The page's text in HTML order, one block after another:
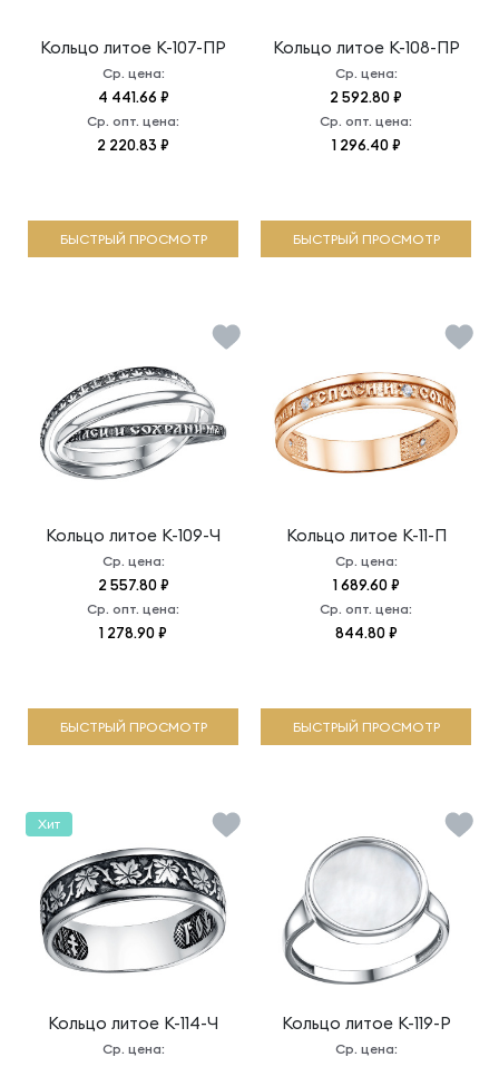
Кольцо литое К-107-ПР
Ср. цена:
4 441.66 ₽
Ср. опт. цена:
2 220.83 ₽
БЫСТРЫЙ ПРОСМОТР
Кольцо литое К-108-ПР
Ср. цена:
2 592.80 ₽
Ср. опт. цена:
1 296.40 ₽
БЫСТРЫЙ ПРОСМОТР
Кольцо литое К-109-Ч
Ср. цена:
2 557.80 ₽
Ср. опт. цена:
1 278.90 ₽
БЫСТРЫЙ ПРОСМОТР
Кольцо литое К-11-П
Ср. цена:
1 689.60 ₽
Ср. опт. цена:
844.80 ₽
БЫСТРЫЙ ПРОСМОТР
Кольцо литое К-114-Ч
Ср. цена:
Хит
Кольцо литое К-119-Р
Ср. цена: